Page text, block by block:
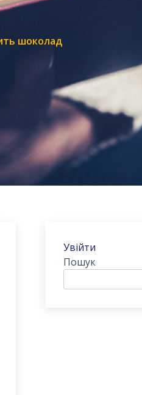
шоколад
Увійти
Пошук